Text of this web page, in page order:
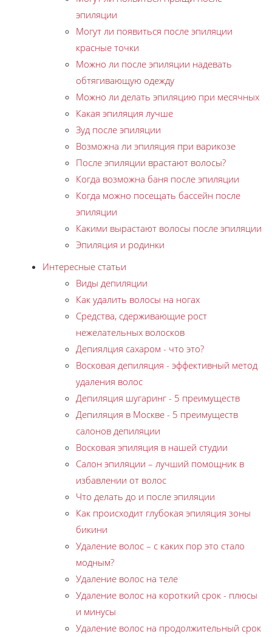
эпиляции
Могут ли появиться после эпиляции
красные точки
Можно ли после эпиляции надевать
обтягивающую одежду
Можно ли делать эпиляцию при месячных
Какая эпиляция лучше
Зуд после эпиляции
Возможна ли эпиляция при варикозе
После эпиляции врастают волосы?
Когда возможна баня после эпиляции
Когда можно посещать бассейн после
эпиляции
Какими вырастают волосы после эпиляции
Эпиляция и родинки
Интересные статьи
Виды депиляции
Как удалить волосы на ногах
Средства, сдерживающие рост
нежелательных волосков
Депиялция сахаром - что это?
Восковая депиляция - эффективный метод
удаления волос
Депиляция шугаринг - 5 преимуществ
Депиляция в Москве - 5 преимуществ
салонов депиляции
Восковая эпиляция в нашей студии
Салон эпиляции – лучший помощник в
избавлении от волос
Что делать до и после эпиляции
Как происходит глубокая эпиляция зоны
бикини
Удаление волос – с каких пор это стало
модным?
Удаление волос на теле
Удаление волос на короткий срок - плюсы
и минусы
Удаление волос на продолжительный срок